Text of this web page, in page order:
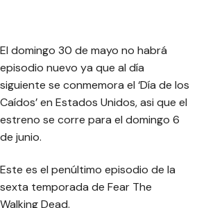
El domingo 30 de mayo no habrá
episodio nuevo ya que al día
siguiente se conmemora el ‘Día de los
Caídos’ en Estados Unidos, asi que el
estreno se corre para el domingo 6
de junio.
Este es el penúltimo episodio de la
sexta temporada de Fear The
Walking Dead.